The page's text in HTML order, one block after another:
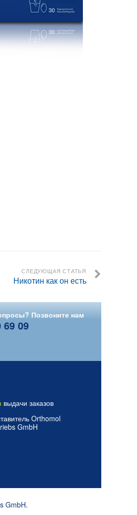
СЛЕДУЮЩАЯ СТАТЬЯ
Никотин как он есть
Позвоните нам
69 09
выдачи заказов
Orthomol
GmbH
GmbH.